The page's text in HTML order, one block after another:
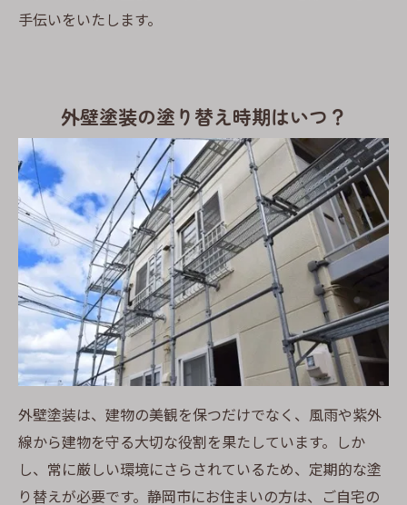
手伝いをいたします。
外壁塗装の塗り替え時期はいつ？
外壁塗装は、建物の美観を保つだけでなく、風雨や紫外
線から建物を守る大切な役割を果たしています。しか
し、常に厳しい環境にさらされているため、定期的な塗
り替えが必要です。静岡市にお住まいの方は、ご自宅の